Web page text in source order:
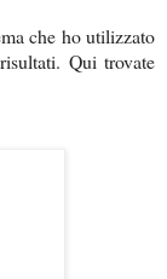
che ho utilizzato
Qui trovate